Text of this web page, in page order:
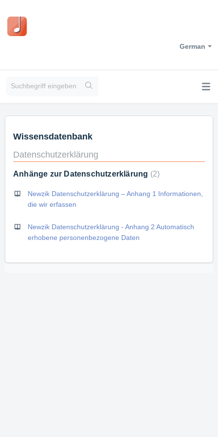
German
Wissensdatenbank
Datenschutzerklärung
Anhänge zur Datenschutzerklärung 2
Newzik Datenschutzerklärung – Anhang 1 Informationen,
die wir erfassen
Newzik Datenschutzerklärung - Anhang 2 Automatisch
erhobene personenbezogene Daten